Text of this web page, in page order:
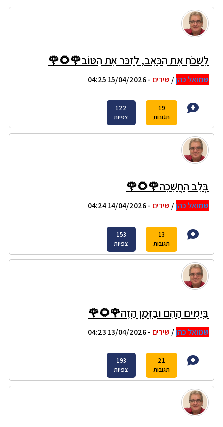
לִשְׁכֹּחַ אֶת הַכְּאֵב, לִזְכֹּר אֶת הַטּוֹב🌹🌻🌹
שמואל כהן/ שירים - 15/04/2026 04:25
19
תגובות
122
צפיות
בְּלֵב הַחֲשֵׁכָה🌹🌻🌹
שמואל כהן/ שירים - 14/04/2026 04:24
13
תגובות
153
צפיות
בַּיָּמִים הַהֵם וּבַזְּמַן הַזֶּה🌹🌻🌹
שמואל כהן/ שירים - 13/04/2026 04:23
21
תגובות
193
צפיות